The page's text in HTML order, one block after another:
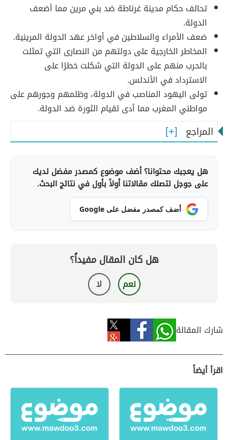
تحالف حكام مدينة غرناطة ضد بني مرين مما أضعف
الدولة.
ضعف الأمراء والسلاطين في أواخر عهد الدولة المرينية.
المخاطر الخارجية على دولتهم من النصارى التي تمثلت
بالحرب منهم على الدولة التي شكلت خطرًا على
الاسترداد في الأندلس.
تولى اليهود المناصب في الدولة، وظلمهم وجورهم على
مواطني المغرب مما أدى لقيام الثورة ضد الدولة.
المراجع
هل يعجبك محتوانا؟ أضف موضوع كمصدر مفضل لديك
على جوجل لتصلك مقالاتنا أولاً بأول في نتائج البحث.
أضف كمصدر مفضل على Google
هل كان المقال مفيداً؟
نعم لا
شارك المقالة
اقرأ أيضاً